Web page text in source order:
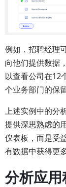
例如，招聘经理
向他们提供数据
以查看公司在12
个业务部门的保留
上述实例中的分
提供深思熟虑的
仪表板，而是受
有数据中获得更
分析应用